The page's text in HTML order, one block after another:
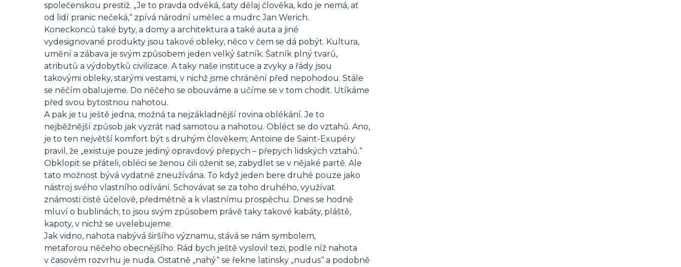
společenskou prestiž. „Je to pravda odvěká, šaty dělaj člověka, kdo je nemá, ať
od lidí pranic nečeká,“ zpívá národní umělec a mudrc Jan Werich.
Koneckonců také byty, a domy a architektura a také auta a jiné
vydesignované produkty jsou takové obleky, něco v čem se dá pobýt. Kultura,
umění a zábava je svým způsobem jeden velký šatník. Šatník plný tvarů,
atributů a výdobytků civilizace. A taky naše instituce a zvyky a řády jsou
takovými obleky, starými vestami, v nichž jsme chránění před nepohodou. Stále
se něčím obalujeme. Do něčeho se obouváme a učíme se v tom chodit. Utíkáme
před svou bytostnou nahotou.
A pak je tu ještě jedna, možná ta nejzákladnější rovina oblékání. Je to
nejběžnější způsob jak vyzrát nad samotou a nahotou. Obléct se do vztahů. Ano,
je to ten největší komfort být s druhým člověkem; Antoine de Saint-Exupéry
pravil, že „existuje pouze jediný opravdový přepych – přepych lidských vztahů.“
Obklopit se přáteli, obléci se ženou čili oženit se, zabydlet se v nějaké partě. Ale
tato možnost bývá vydatně zneužívána. To když jeden bere druhé pouze jako
nástroj svého vlastního odívání. Schovávat se za toho druhého, využívat
známosti čistě účelově, předmětně a k vlastnímu prospěchu. Dnes se hodně
mluví o bublinách; to jsou svým způsobem právě taky takové kabáty, pláště,
kapoty, v nichž se uvelebujeme.
Jak vidno, nahota nabývá širšího významu, stává se nám symbolem,
metaforou něčeho obecnějšího. Rád bych ještě vyslovil tezi, podle níž nahota
v časovém rozvrhu je nuda. Ostatně „nahý“ se řekne latinsky „nudus“ a podobně